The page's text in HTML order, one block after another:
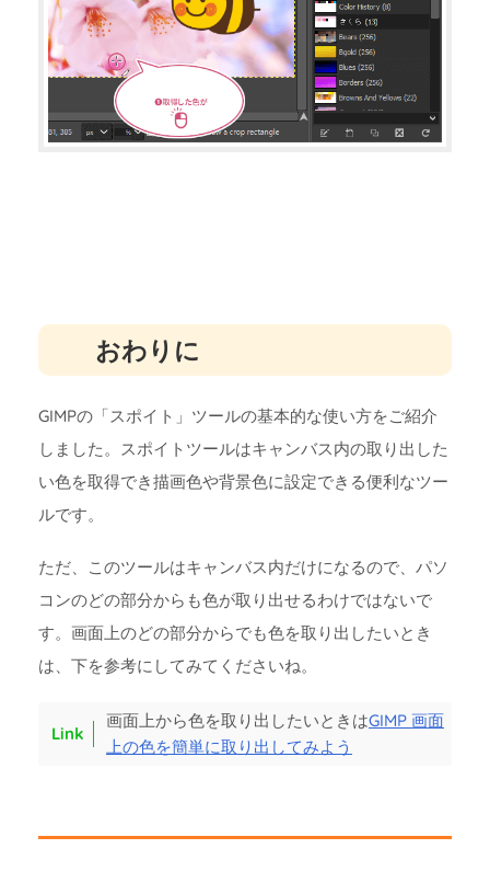
おわりに
GIMPの「スポイト」ツールの基本的な使い方をご紹介
しました。スポイトツールはキャンバス内の取り出した
い色を取得でき描画色や背景色に設定できる便利なツー
ルです。
ただ、このツールはキャンバス内だけになるので、パソ
コンのどの部分からも色が取り出せるわけではないで
す。画面上のどの部分からでも色を取り出したいとき
は、下を参考にしてみてくださいね。
画面上から色を取り出したいときはGIMP 画面
上の色を簡単に取り出してみよう